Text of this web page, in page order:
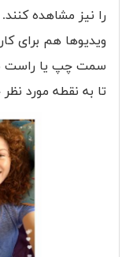
را نیز مشاهده
ویدیوها هم برای
تا به نقطه مورد